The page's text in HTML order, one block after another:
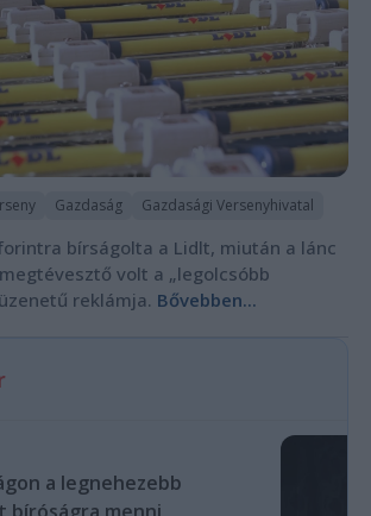
Gazdaság Gazdasági Versenyhivatal
bírságolta a Lidlt, miután a lánc
volt a „legolcsóbb
reklámja. Bővebben...
a legnehezebb